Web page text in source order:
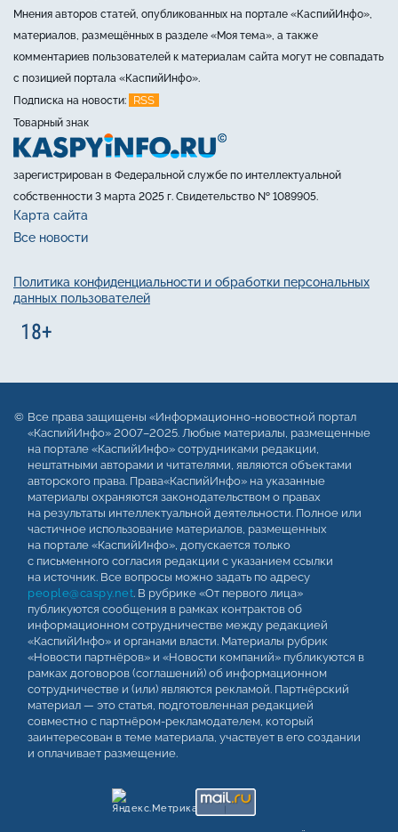
Мнения авторов статей, опубликованных на портале «КаспийИнфо»,
материалов, размещённых в разделе «Моя тема», а также
комментариев пользователей к материалам сайта могут не совпадать
с позицией портала «КаспийИнфо».
Подписка на новости:
RSS
Товарный знак
зарегистрирован в Федеральной службе по интеллектуальной
собственности 3 марта 2025 г. Свидетельство № 1089905.
Карта сайта
Все новости
Политика конфиденциальности и обработки персональных
данных пользователей
Все права защищены «Информационно-новостной портал
«КаспийИнфо» 2007–2025. Любые материалы, размещенные
на портале «КаспийИнфо» сотрудниками редакции,
нештатными авторами и читателями, являются объектами
авторского права. Права«КаспийИнфо» на указанные
материалы охраняются законодательством о правах
на результаты интеллектуальной деятельности. Полное или
частичное использование материалов, размещенных
на портале «КаспийИнфо», допускается только
с письменного согласия редакции с указанием ссылки
на источник. Все вопросы можно задать по адресу
people@caspy.net. В рубрике «От первого лица»
публикуются сообщения в рамках контрактов об
информационном сотрудничестве между редакцией
«КаспийИнфо» и органами власти. Материалы рубрик
«Новости партнёров» и «Новости компаний» публикуются в
рамках договоров (соглашений) об информационном
сотрудничестве и (или) являются рекламой. Партнёрский
материал — это статья, подготовленная редакцией
совместно с партнёром-рекламодателем, который
заинтересован в теме материала, участвует в его создании
и оплачивает размещение.